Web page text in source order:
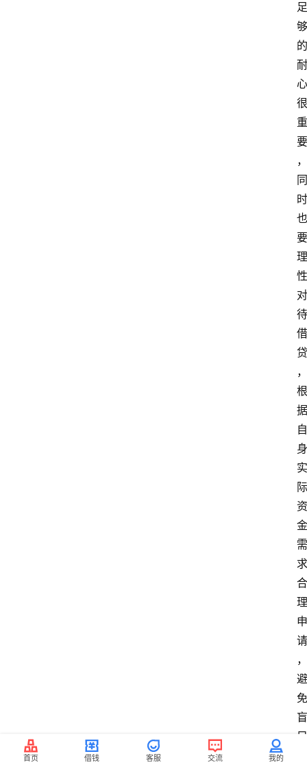
足
够
的
耐
心
很
重
要
，
同
时
也
要
理
性
对
待
借
贷
，
根
据
自
身
实
际
资
金
需
求
合
理
申
请
，
避
免
盲
目
首页 借钱 客服 交流 我的